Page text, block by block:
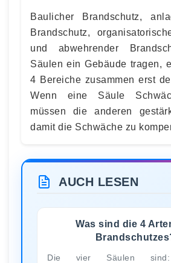
Baulicher Brandschutz,
Brandschutz,
und abwehrender
Säulen ein Gebäude tragen,
4 Bereiche zusammen erst
Wenn eine Säule
müssen die anderen
damit die Schwäche zu
AUCH LESEN
Was sind die 4
Die vier Säulen sind: